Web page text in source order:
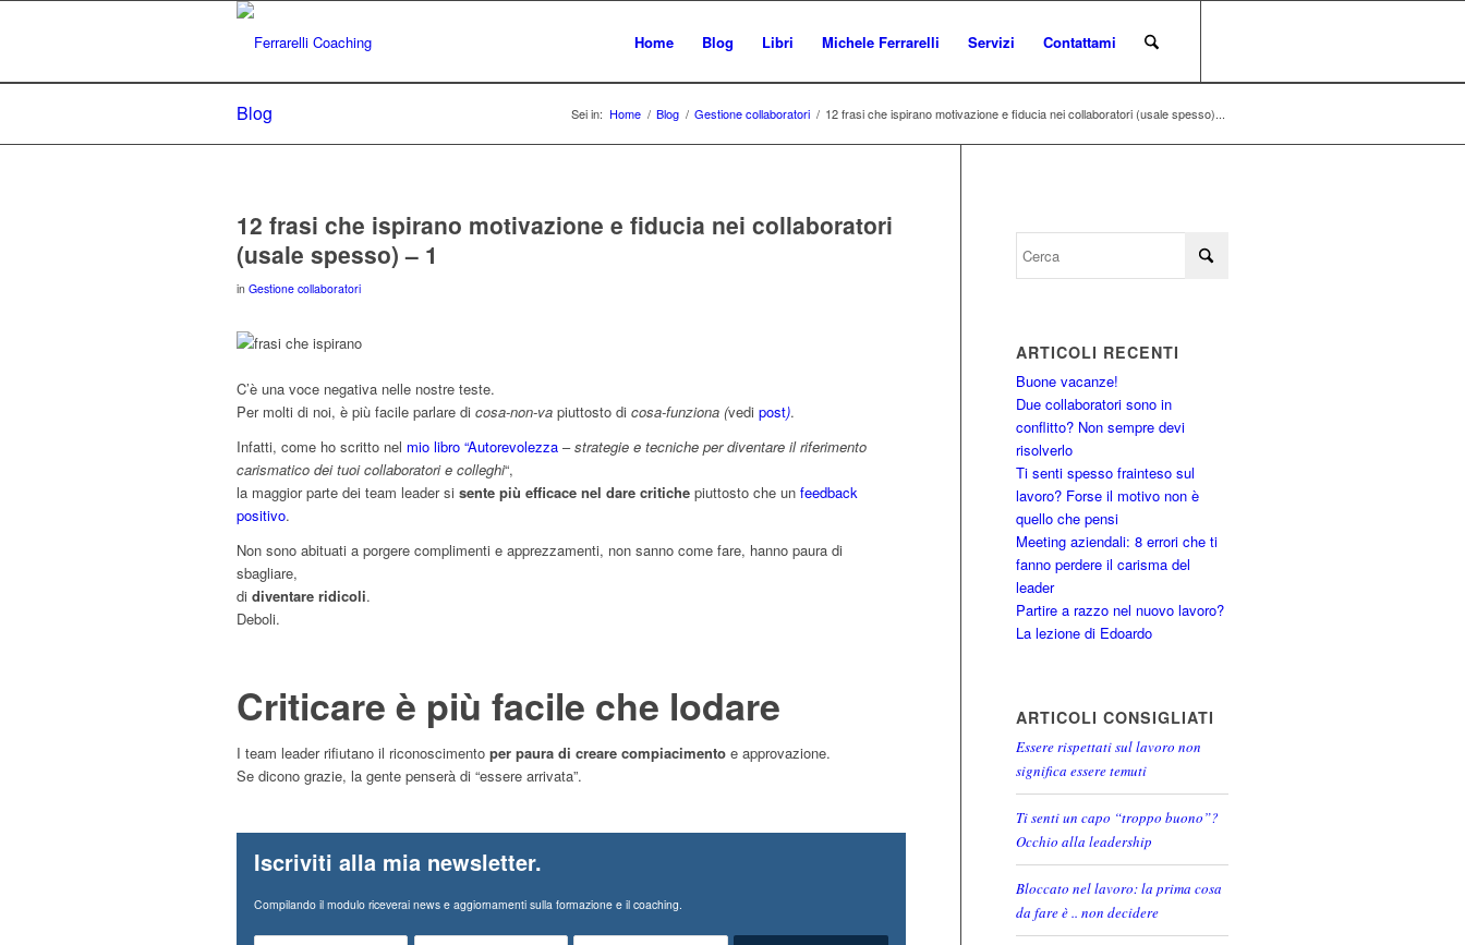
Home Blog Libri Michele Ferrarelli Servizi Contattami
Blog Sei in: Home / Blog / Gestione collaboratori / 12 frasi che ispirano motivazione e fiducia nei collaboratori (usale spesso)...
12 frasi che ispirano motivazione e fiducia nei collaboratori
(usale spesso) – 1
in Gestione collaboratori
C’è una voce negativa nelle nostre teste.
Per molti di noi, è più facile parlare di cosa-non-va piuttosto di cosa-funziona (vedi post).
Infatti, come ho scritto nel mio libro “Autorevolezza –strategie e tecniche per diventare il riferimento
carismatico dei tuoi collaboratori e colleghi“,
la maggior parte dei team leader si sente più efficace nel dare critiche piuttosto che un feedback
positivo.
Non sono abituati a porgere complimenti e apprezzamenti, non sanno come fare, hanno paura di
sbagliare,
di diventare ridicoli.
Deboli.
Criticare è più facile che lodare
I team leader rifiutano il riconoscimento per paura di creare compiacimento e approvazione.
Se dicono grazie, la gente penserà di “essere arrivata”.
Iscriviti alla mia newsletter.
Compilando il modulo riceverai news e aggiornamenti sulla formazione e il coaching.
ARTICOLI RECENTI
Buone vacanze!
Due collaboratori sono in
conflitto? Non sempre devi
risolverlo
Ti senti spesso frainteso sul
lavoro? Forse il motivo non è
quello che pensi
Meeting aziendali: 8 errori che ti
fanno perdere il carisma del
leader
Partire a razzo nel nuovo lavoro?
La lezione di Edoardo
ARTICOLI CONSIGLIATI
Essere rispettati sul lavoro non
significa essere temuti
Ti senti un capo “troppo buono”?
Occhio alla leadership
Bloccato nel lavoro: la prima cosa
da fare è .. non decidere